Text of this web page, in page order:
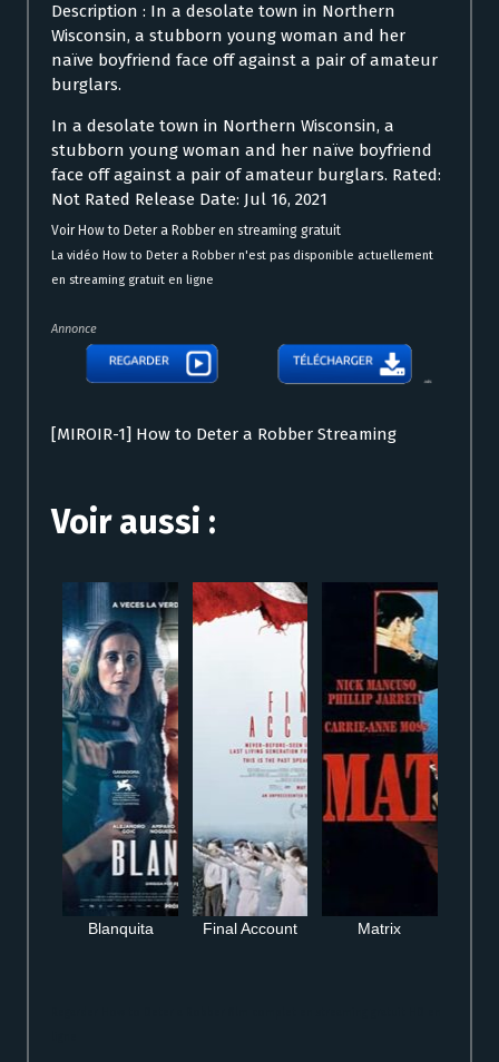
Description : In a desolate town in Northern
Wisconsin, a stubborn young woman and her
naïve boyfriend face off against a pair of amateur
burglars.
In a desolate town in Northern Wisconsin, a
stubborn young woman and her naïve boyfriend
face off against a pair of amateur burglars. Rated:
Not Rated Release Date: Jul 16, 2021
Voir How to Deter a Robber en streaming gratuit
La vidéo How to Deter a Robber n'est pas disponible actuellement
en streaming gratuit en ligne
Annonce
[MIROIR-1] How to Deter a Robber Streaming
Voir aussi :
Blanquita Final Account Matrix